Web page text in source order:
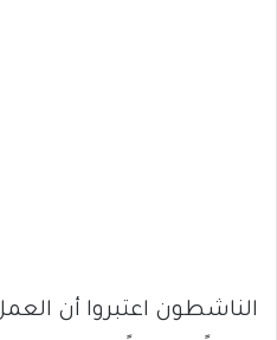
الناشطون اعتبروا أن